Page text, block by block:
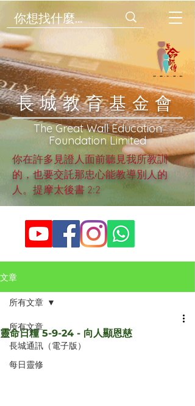
​長城教育基金會
​The Great Wall Education
Foundation Limited
你在許多見證人面前聽見我所教訓
的，也要交託那忠心能教導別人的
人。提摩太後書 2:2
文章
所有文章
長城通訊（電子版）
每日靈修
所有文章
靈命日糧 5-9-24 - 向人顯恩慈